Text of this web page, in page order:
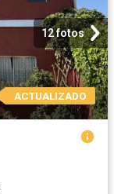
12 fotos
ACTUALIZADO